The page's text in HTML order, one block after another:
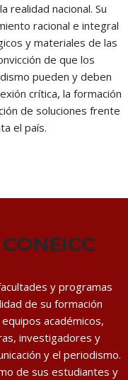
realidad nacional. Su
racional e integral
y materiales de las
de que los
pueden y deben
crítica, la formación
de soluciones frente
el país.
y programas
de su formación
académicos,
investigadores y
y el periodismo.
de sus estudiantes y